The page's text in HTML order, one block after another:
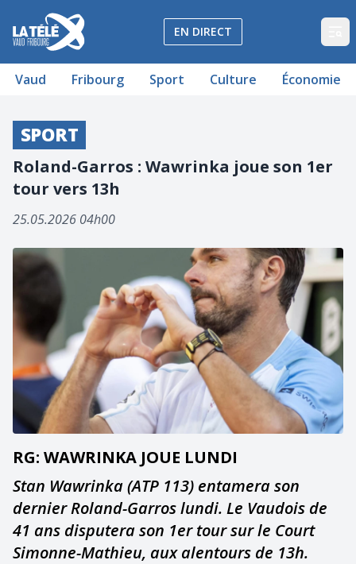
La Télé - Télévision régionale Vaud et Fribourg
EN DIRECT
Vaud Fribourg Sport Culture Économie
SPORT
Roland-Garros : Wawrinka joue son 1er
tour vers 13h
25.05.2026 04h00
RG: WAWRINKA JOUE LUNDI
Stan Wawrinka (ATP 113) entamera son
dernier Roland-Garros lundi. Le Vaudois de
41 ans disputera son 1er tour sur le Court
Simonne-Mathieu, aux alentours de 13h.